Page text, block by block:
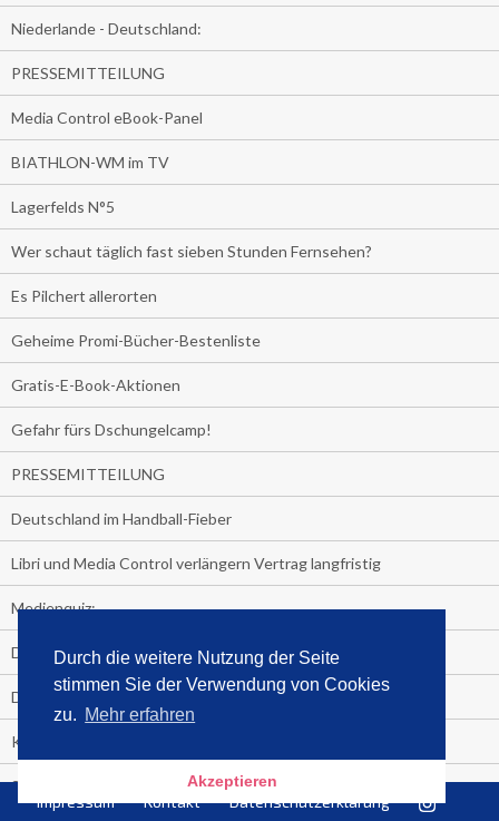
Durch die weitere Nutzung der Seite
stimmen Sie der Verwendung von Cookies
zu. Mehr erfahren
Akzeptieren
Niederlande - Deutschland:
PRESSEMITTEILUNG
Media Control eBook-Panel
BIATHLON-WM im TV
Lagerfelds N°5
Wer schaut täglich fast sieben Stunden Fernsehen?
Es Pilchert allerorten
Geheime Promi-Bücher-Bestenliste
Gratis-E-Book-Aktionen
Gefahr fürs Dschungelcamp!
PRESSEMITTEILUNG
Deutschland im Handball-Fieber
Libri und Media Control verlängern Vertrag langfristig
Medienquiz:
Deutschlands Jahrescharts 2018
Die TV-Quotenkönige 2018
KNV und Media Control verlängern vorzeitig Zusammenarbeit
STRENG VERTRAULICH
Impressum
Kontakt Datenschutzerklärung